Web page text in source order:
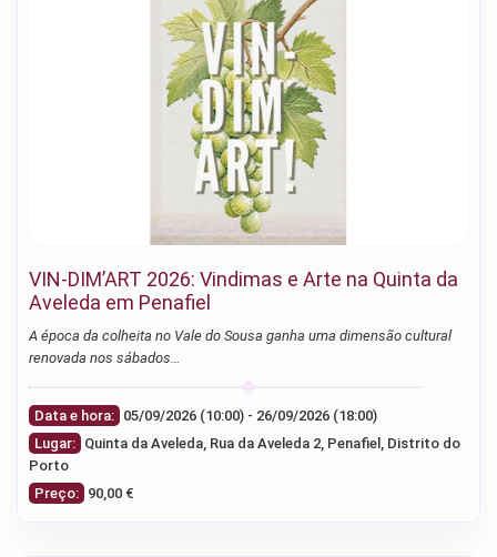
VIN-DIM’ART 2026: Vindimas e Arte na Quinta da
Aveleda em Penafiel
A época da colheita no Vale do Sousa ganha uma dimensão cultural
renovada nos sábados…
Data e hora:
05/09/2026 (10:00) - 26/09/2026 (18:00)
Lugar: Quinta da Aveleda, Rua da Aveleda 2, Penafiel, Distrito do
Porto
Preço: 90,00 €